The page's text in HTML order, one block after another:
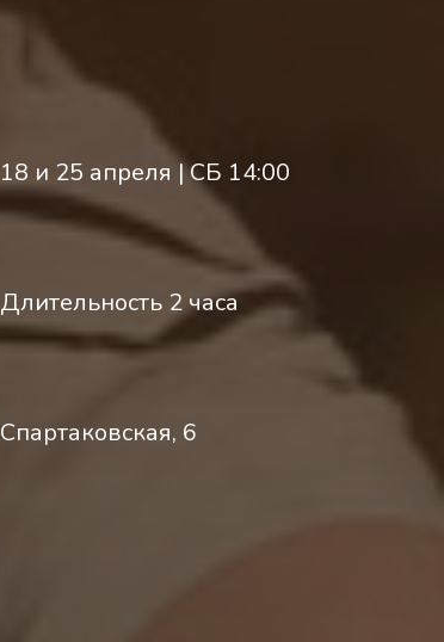
18 и 25 апреля | СБ 14:00
Длительность 2 часа
Спартаковская, 6